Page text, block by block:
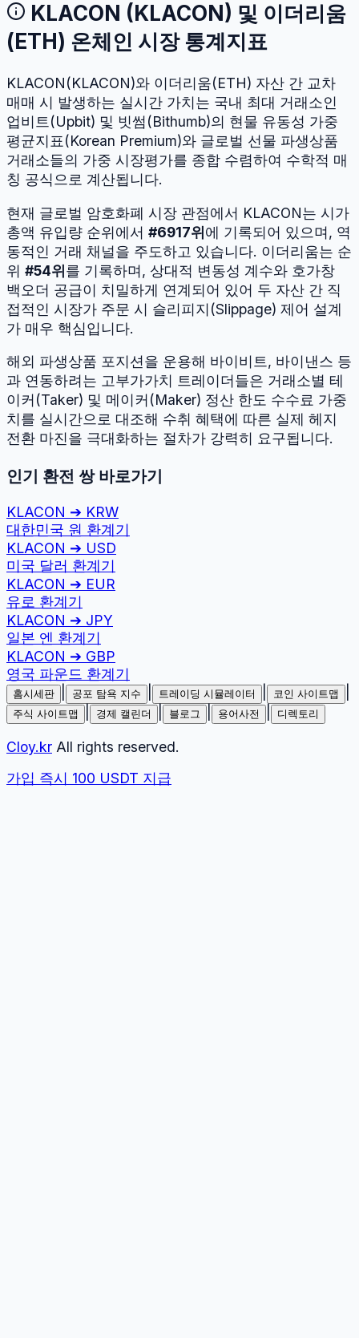
KLACON ( KLACON ) 및 이더리움
( ETH ) 온체인 시장 통계지표
KLACON(KLACON)와 이더리움(ETH) 자산 간 교차
매매 시 발생하는 실시간 가치는 국내 최대 거래소인
업비트(Upbit) 및 빗썸(Bithumb)의 현물 유동성 가중
평균지표(Korean Premium)와 글로벌 선물 파생상품
거래소들의 가중 시장평가를 종합 수렴하여 수학적 매
칭 공식으로 계산됩니다.
현재 글로벌 암호화폐 시장 관점에서 KLACON는 시가
총액 유입량 순위에서 #6917위에 기록되어 있으며, 역
동적인 거래 채널을 주도하고 있습니다. 이더리움는 순
위 #54위를 기록하며, 상대적 변동성 계수와 호가창
백오더 공급이 치밀하게 연계되어 있어 두 자산 간 직
접적인 시장가 주문 시 슬리피지(Slippage) 제어 설계
가 매우 핵심입니다.
해외 파생상품 포지션을 운용해 바이비트, 바이낸스 등
과 연동하려는 고부가가치 트레이더들은 거래소별 테
이커(Taker) 및 메이커(Maker) 정산 한도 수수료 가중
치를 실시간으로 대조해 수취 혜택에 따른 실제 헤지
전환 마진을 극대화하는 절차가 강력히 요구됩니다.
인기 환전 쌍 바로가기
KLACON ➔ KRW
대한민국 원 환계기
KLACON ➔ USD
미국 달러 환계기
KLACON ➔ EUR
유로 환계기
KLACON ➔ JPY
일본 엔 환계기
KLACON ➔ GBP
영국 파운드 환계기
홈시세판 공포 탐욕 지수 트레이딩 시뮬레이터 코인 사이트맵
주식 사이트맵 경제 캘린더 블로그 용어사전 디렉토리
Cloy.kr All rights reserved.
가입 즉시 100 USDT 지급